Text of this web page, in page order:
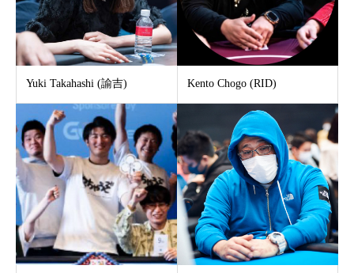
Yuki Takahashi (諭吉) Kento Chogo (RID)